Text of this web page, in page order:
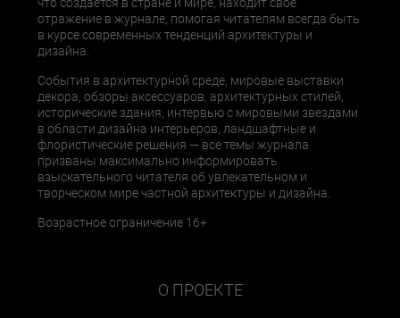
отражение в журнале, помогая читателям всегда быть
в курсе современных тенденций архитектуры и
дизайна.
События в архитектурной среде, мировые выставки
декора, обзоры аксессуаров, архитектурных стилей,
исторические здания, интервью с мировыми звездами
в области дизайна интерьеров, ландшафтные и
флористические решения — все темы журнала
призваны максимально информировать
взыскательного читателя об увлекательном и
творческом мире частной архитектуры и дизайна.
Возрастное ограничение 16+
О ПРОЕКТЕ